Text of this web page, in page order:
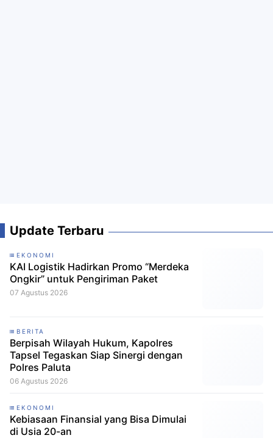
Update Terbaru
EKONOMI
KAI Logistik Hadirkan Promo “Merdeka
Ongkir” untuk Pengiriman Paket
07 Agustus 2026
BERITA
Berpisah Wilayah Hukum, Kapolres
Tapsel Tegaskan Siap Sinergi dengan
Polres Paluta
06 Agustus 2026
EKONOMI
Kebiasaan Finansial yang Bisa Dimulai
di Usia 20-an